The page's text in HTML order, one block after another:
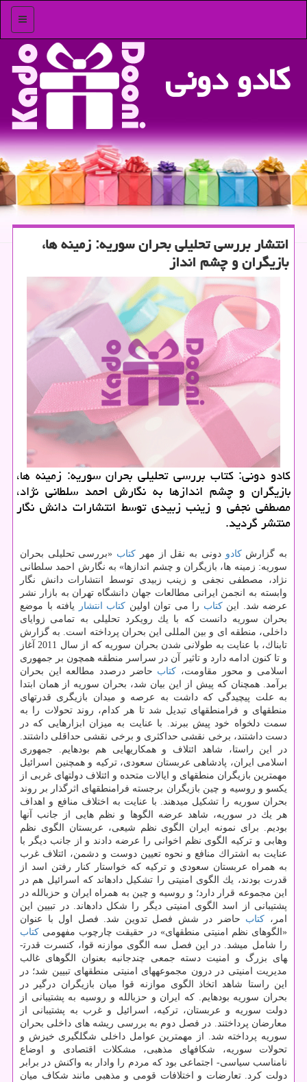
منو
كادو دونی
انتشار بررسی تحلیلی بحران سوریه: زمینه ها،
بازیگران و چشم انداز
كادو دونی: كتاب بررسی تحلیلی بحران سوریه: زمینه ها،
بازیگران و چشم اندازها به نگارش احمد سلطانی نژاد،
مصطفی نجفی و زینب زبیدی توسط انتشارات دانش نگار
منتشر گردید.
به گزارشكادو دونی به نقل از مهر كتاب «بررسی تحلیلی بحران
سوریه: زمینه ها، بازیگران و چشم اندازها» به نگارش احمد سلطانی
نژاد، مصطفی نجفی و زینب زبیدی توسط انتشارات دانش نگار
وابسته به انجمن ایرانی مطالعات جهان دانشگاه تهران به بازار نشر
عرضه شد. اینكتاب را می توان اولین كتاب انتشار
یافته با موضع
بحران سوریه دانست كه با یك رویكرد تحلیلی به تمامی زوایای
داخلی، منطقه ای و بین المللی این بحران پرداخته است. به گزارش
تابناك، با عنایت به طولانی شدن بحران سوریه كه از سال 2011 آغاز
و تا كنون ادامه دارد و تاثیر آن در سراسر منطقه همچون بر جمهوری
اسلامی و محور مقاومت، كتاب حاضر درصدد مطالعه این بحران
برآمد. هم­چنان كه پیش از این بیان شد، بحران سوریه از همان ابتدا
به علت پیچیدگی كه داشت به عرصه و میدان بازیگری قدرت­های
منطقه­ای و فرامنطقه­ای تبدیل شد تا هر كدام، روند تحولات را به
سمت دلخواه خود پیش ببرند. با عنایت به میزان ابزار­هایی كه در
دست داشتند، برخی نقشی حداكثری و برخی نقشی حداقلی داشتند.
در این راستا، شاهد ائتلاف و همكاری­هایی هم بوده­ایم. جمهوری
اسلامی ایران، پادشاهی عربستان سعودی، تركیه و هم­چنین اسرائیل
مهم­ترین بازیگران منطقه­ای و ایالات متحده و ائتلاف دولت­های غربی از
یك­سو و روسیه و چین بازیگران برجسته فرامنطقه­ای اثرگذار بر روند
بحران سوریه را تشكیل می­دهند. با عنایت به اختلاف منافع و اهداف
هر یك در سوریه، شاهد عرضه الگوها و نظم­ هایی از جانب آن­ها
بودیم. برای نمونه ایران الگوی نظم شیعی، عربستان الگوی نظم
وهابی و تركیه الگوی نظم اخوانی را عرضه دادند و از جانب دیگر با
عنایت به اشتراك منافع و نحوه تعیین دوست و دشمن، ائتلاف غرب
به همراه عربستان سعودی و تركیه كه خواستار كنار رفتن اسد از
قدرت بودند، یك الگوی امنیتی را تشكیل داده­اند كه اسرائیل هم در
این مجموعه قرار دارد؛ و روسیه و چین به همراه ایران و حزب­الله در
پشتیبانی از اسد الگوی امنیتی دیگر را شكل داده­اند. در تبیین این
امر، كتاب حاضر در شش فصل تدوین شد. فصل اول با عنوان
«الگوهای نظم امنیتی منطقه­ای» در حقیقت چارچوب مفهومی كتاب
را شامل می­شد. در این فصل سه الگوی موازنه قوا، كنسرت قدرت­
های بزرگ و امنیت دسته جمعی چندجانبه بعنوان الگوهای غالب
مدیریت امنیتی در درون مجموعه­های امنیتی منطقه­ای تبیین شد؛ در
این راستا شاهد اتخاذ الگوی موازنه قوا میان بازیگران درگیر در
بحران سوریه بوده­ایم. كه ایران و حزب­الله و روسیه به پشتیبانی از
دولت سوریه و عربستان، تركیه، اسرائیل و غرب به پشتیبانی از
معارضان پرداختند. در فصل دوم به بررسی ریشه­ های داخلی بحران
سوریه پرداخته شد. از مهم­ترین عوامل داخلی شگل­گیری خیزش و
تحولات سوریه، شكاف­های مذهبی، مشكلات اقتصادی و اوضاع
نامناسب سیاسی- اجتماعی بود كه مردم را وادار به واكنش در برابر
دولت كرد. تعارضات و اختلافات قومی و مذهبی مانند شكاف میان